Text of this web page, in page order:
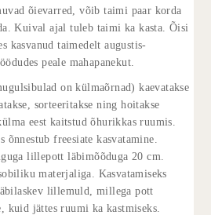
õievarred, võib taimi paar korda
Kuival ajal tuleb taimi ka kasta. Õisi
kasvanud taimedelt augustis-
peale mahapanekut.
on külmaõrnad) kaevatakse
sorteeritakse ning hoitakse
eest kaitstud õhurikkas ruumis.
freesiate kasvatamine.
lillepott läbimõõduga 20 cm.
materjaliga. Kasvatamiseks
lillemuld, millega pott
kuid jättes ruumi ka kastmiseks.